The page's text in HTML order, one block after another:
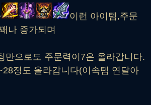
이런 아이템,주문
나 증가되며
만으로도 주문력이7은 올라갑니다.
정도 올라갑니다(이속템 연달아